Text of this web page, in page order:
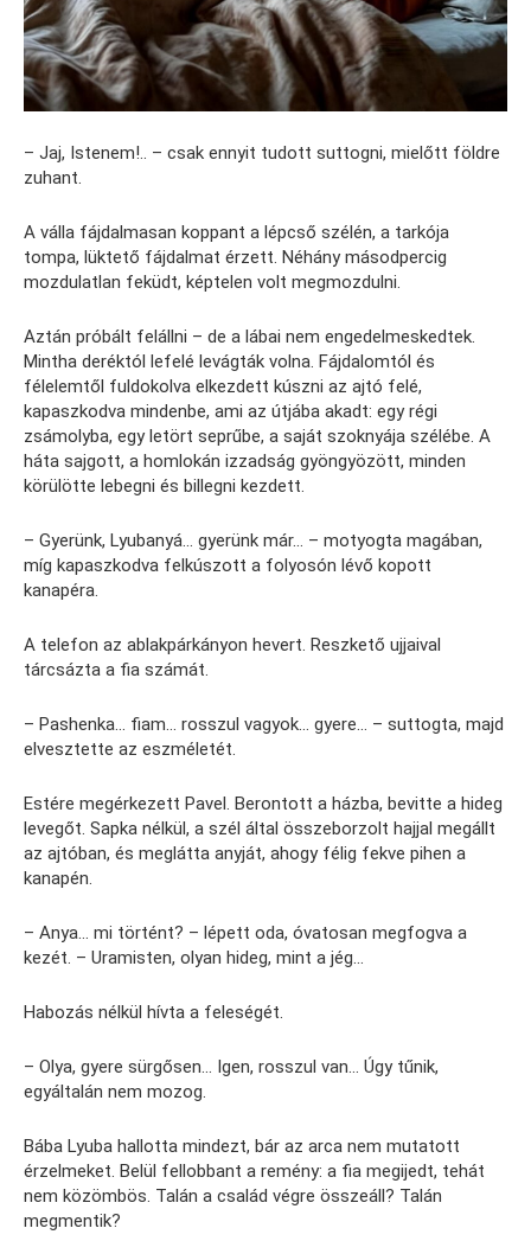
– Jaj, Istenem!.. – csak ennyit tudott suttogni, mielőtt földre
zuhant.
A válla fájdalmasan koppant a lépcső szélén, a tarkója
tompa, lüktető fájdalmat érzett. Néhány másodpercig
mozdulatlan feküdt, képtelen volt megmozdulni.
Aztán próbált felállni – de a lábai nem engedelmeskedtek.
Mintha deréktól lefelé levágták volna. Fájdalomtól és
félelemtől fuldokolva elkezdett kúszni az ajtó felé,
kapaszkodva mindenbe, ami az útjába akadt: egy régi
zsámolyba, egy letört seprűbe, a saját szoknyája szélébe. A
háta sajgott, a homlokán izzadság gyöngyözött, minden
körülötte lebegni és billegni kezdett.
– Gyerünk, Lyubanyá… gyerünk már… – motyogta magában,
míg kapaszkodva felkúszott a folyosón lévő kopott
kanapéra.
A telefon az ablakpárkányon hevert. Reszkető ujjaival
tárcsázta a fia számát.
– Pashenka… fiam… rosszul vagyok… gyere… – suttogta, majd
elvesztette az eszméletét.
Estére megérkezett Pavel. Berontott a házba, bevitte a hideg
levegőt. Sapka nélkül, a szél által összeborzolt hajjal megállt
az ajtóban, és meglátta anyját, ahogy félig fekve pihen a
kanapén.
– Anya… mi történt? – lépett oda, óvatosan megfogva a
kezét. – Uramisten, olyan hideg, mint a jég…
Habozás nélkül hívta a feleségét.
– Olya, gyere sürgősen… Igen, rosszul van… Úgy tűnik,
egyáltalán nem mozog.
Bába Lyuba hallotta mindezt, bár az arca nem mutatott
érzelmeket. Belül fellobbant a remény: a fia megijedt, tehát
nem közömbös. Talán a család végre összeáll? Talán
megmentik?